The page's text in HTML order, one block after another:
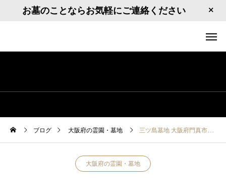
お墓のことならお気軽にご連絡ください
ブログ 大阪府の霊園・墓地 三ツ島墓地 大阪府門真市三ツ島4－18
大阪府の霊園・墓地